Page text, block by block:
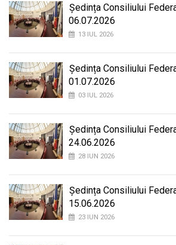
Ședința Consiliului
06.07.2026
13 IUL 2026
Ședința Consiliului
01.07.2026
03 IUL 2026
Ședința Consiliului
24.06.2026
28 IUN 2026
Ședința Consiliului
15.06.2026
23 IUN 2026